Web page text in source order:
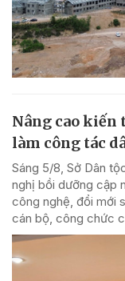
Nâng cao kiến
làm công tác
Sáng 5/8, Sở Dân
nghị bồi dưỡng cập
công nghệ, đổi mới
cán bộ, công chức